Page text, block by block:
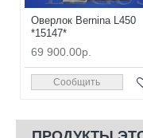
Оверлок Bernina L450
*15147*
69 900.00р.
Сообщить